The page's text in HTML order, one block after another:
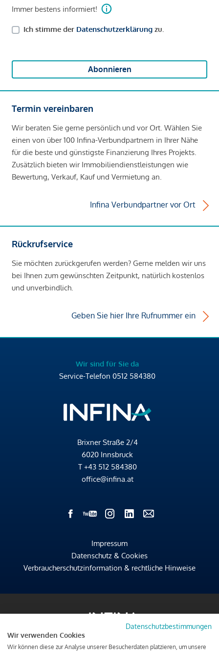
Immer bestens informiert!
Ich stimme der Datenschutzerklärung zu.
Abonnieren
Termin vereinbaren
Wir beraten Sie gerne persönlich und vor Ort. Wählen Sie
einen von über 100 Infina-Verbundpartnern in Ihrer Nähe
für die beste und günstigste Finanzierung Ihres Projekts.
Zusätzlich bieten wir Immobiliendienstleistungen wie
Bewertung, Verkauf, Kauf und Vermietung an.
Infina Verbundpartner vor Ort
Rückrufservice
Sie möchten zurückgerufen werden? Gerne melden wir uns
bei Ihnen zum gewünschten Zeitpunkt, natürlich kostenlos
und unverbindlich.
Geben Sie hier Ihre Rufnummer ein
Wir sind für Sie da
Service-Telefon 0512 584380
Brixner Straße 2/4
6020 Innsbruck
T +43 512 584380
office@infina.at
Impressum
Datenschutz & Cookies
Verbraucherschutzinformation & rechtliche Hinweise
Datenschutzbestimmungen
Wir verwenden Cookies
Wir können diese zur Analyse unserer Besucherdaten platzieren, um unsere